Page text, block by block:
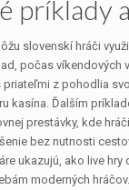
príklady
slovenskí hráči
počas víkendových
priateľmi z pohodlia
kasína. Ďalším
prestávky, kde
bez nutnosti
ukazujú, ako live
moderných hráčov.